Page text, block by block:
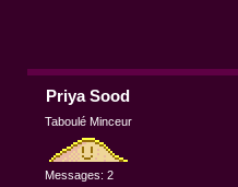
Priya Sood
Taboulé Minceur
Messages: 2